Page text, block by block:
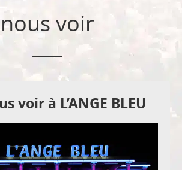
nous voir
voir à L’ANGE BLEU